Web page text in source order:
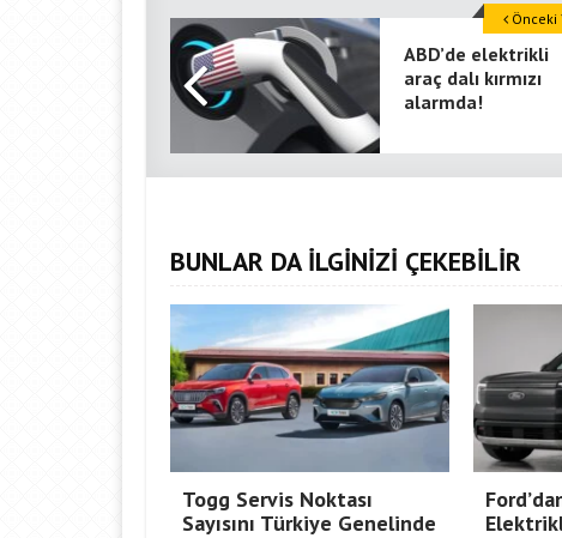
ABD’de elektrikli
araç dalı kırmızı
alarmda!
Önceki
BUNLAR DA İLGİNİZİ ÇEKEBİLİR
Togg Servis Noktası
Sayısını Türkiye Genelinde